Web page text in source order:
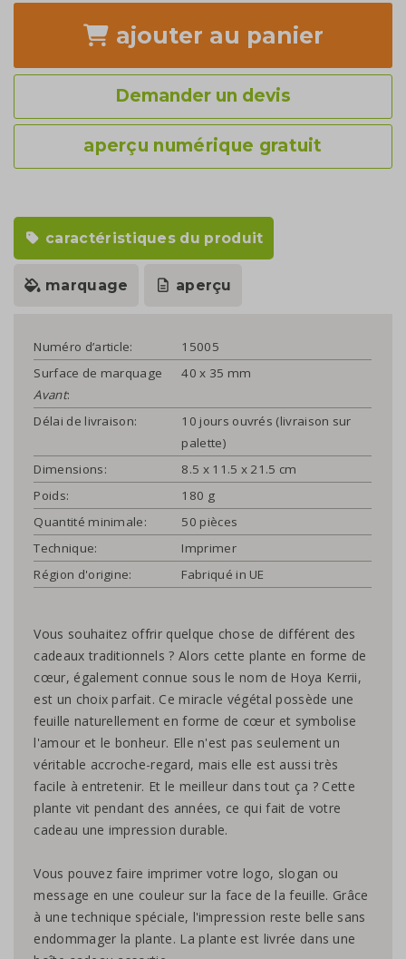
ajouter au panier
Demander un devis
aperçu numérique gratuit
caractéristiques du produit
marquage aperçu
Numéro d’article:
15005
Surface de marquage
Avant:
40 x 35 mm
Délai de livraison:
10 jours ouvrés (livraison sur
palette)
Dimensions:
8.5 x 11.5 x 21.5 cm
Poids:
180 g
Quantité minimale:
50 pièces
Technique:
Imprimer
Région d'origine:
Fabriqué in UE
Vous souhaitez offrir quelque chose de différent des
cadeaux traditionnels ? Alors cette plante en forme de
cœur, également connue sous le nom de Hoya Kerrii,
est un choix parfait. Ce miracle végétal possède une
feuille naturellement en forme de cœur et symbolise
l'amour et le bonheur. Elle n'est pas seulement un
véritable accroche-regard, mais elle est aussi très
facile à entretenir. Et le meilleur dans tout ça ? Cette
plante vit pendant des années, ce qui fait de votre
cadeau une impression durable.
Vous pouvez faire imprimer votre logo, slogan ou
message en une couleur sur la face de la feuille. Grâce
à une technique spéciale, l'impression reste belle sans
endommager la plante. La plante est livrée dans une